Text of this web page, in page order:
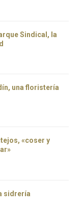
Sindical, la
una floristería
«coser y
sidrería